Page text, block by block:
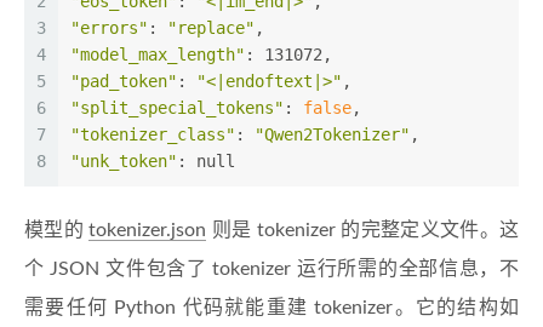
3
4
5
6
7
8
"errors" : "replace" ,
"model_max_length" : 131072,
"pad_token" : "<|endoftext|>" ,
"split_special_tokens" : false,
"tokenizer_class" : "Qwen2Tokenizer" ,
"unk_token" : null
模型的tokenizer.json 则是 tokenizer 的完整定义文件。这
个 JSON 文件包含了 tokenizer 运行所需的全部信息，不
需要任何 Python 代码就能重建 tokenizer。它的结构如